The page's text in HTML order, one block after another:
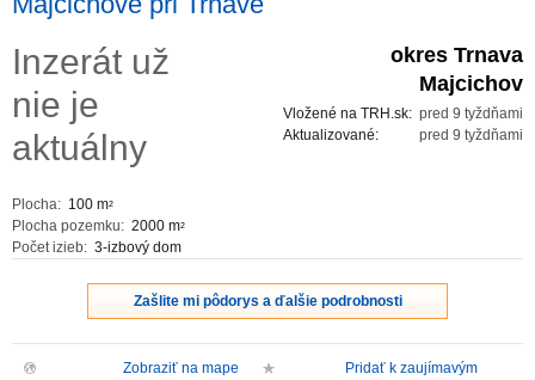
REKLAMA
PARTNERI
Inzerát už
nie je
aktuálny
Plocha: 100 m2
Plocha pozemku: 2000 m2
Počet izieb: 3-izbový dom
okres Trnava
Majcichov
pred 9 tyždňami
Vložené na TRH.sk:
pred 9 tyždňami
Aktualizované:
Zašlite mi pôdorys a ďalšie podrobnosti
Zobraziť na mape
Pridať k zaujímavým